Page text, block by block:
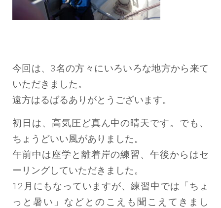
今回は、3名の方々にいろいろな地方から来て
いただきました。
遠方はるばるありがとうございます。
初日は、高気圧ど真ん中の晴天です。でも、
ちょうどいい風がありました。
午前中は座学と離着岸の練習、午後からはセ
ーリングしていただきました。
12月にもなっていますが、練習中では「ちょ
っと暑い」などとのこえも聞こえてきまし